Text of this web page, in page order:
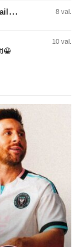
Argentinos federacijos prezidentas C. Tapia negailėjo pagyrų G. Infantino 8 val.
10 val.